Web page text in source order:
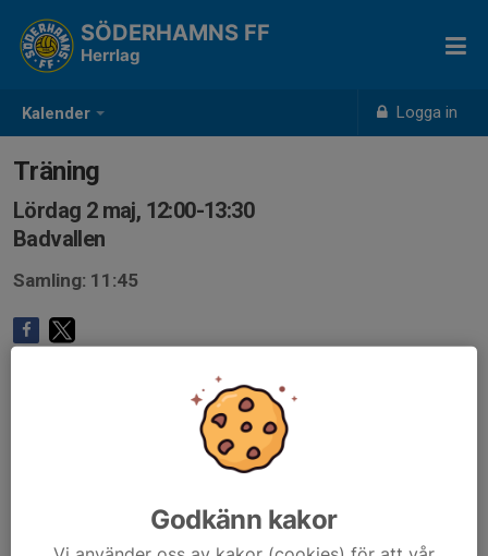
Kalender Logga in
SÖDERHAMNS FF
Herrlag
Träning
Lördag 2 maj, 12:00-13:30
Badvallen
Samling: 11:45
Godkänn kakor